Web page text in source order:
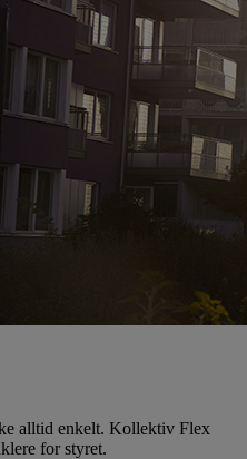
alltid enkelt. Kollektiv Flex
for styret.